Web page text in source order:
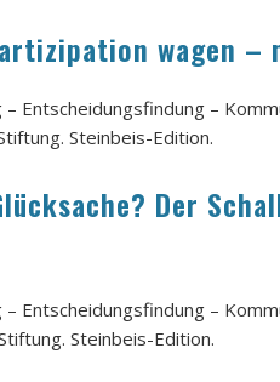
wagen –
Entscheidungsfindung –
Steinbeis-Edition.
Der
Entscheidungsfindung –
Steinbeis-Edition.